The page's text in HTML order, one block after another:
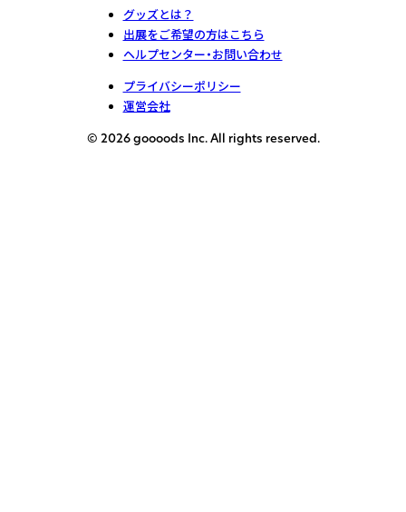
グッズとは？
出展をご希望の方はこちら
ヘルプセンター・お問い合わせ
プライバシーポリシー
運営会社
© 2026 goooods Inc. All rights reserved.